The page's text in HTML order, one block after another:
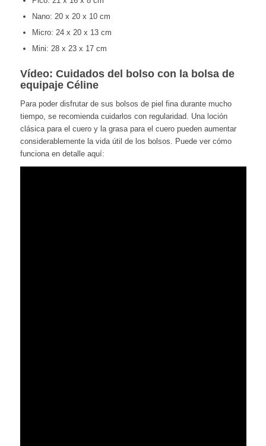
Nano: 20 x 20 x 10 cm
Micro: 24 x 20 x 13 cm
Mini: 28 x 23 x 17 cm
Vídeo: Cuidados del bolso con la bolsa de
equipaje Céline
Para poder disfrutar de sus bolsos de piel fina durante mucho
tiempo, se recomienda cuidarlos con regularidad. Una loción
clásica para el cuero y la grasa para el cuero pueden aumentar
considerablemente la vida útil de los bolsos. Puede ver cómo
funciona en detalle aquí: